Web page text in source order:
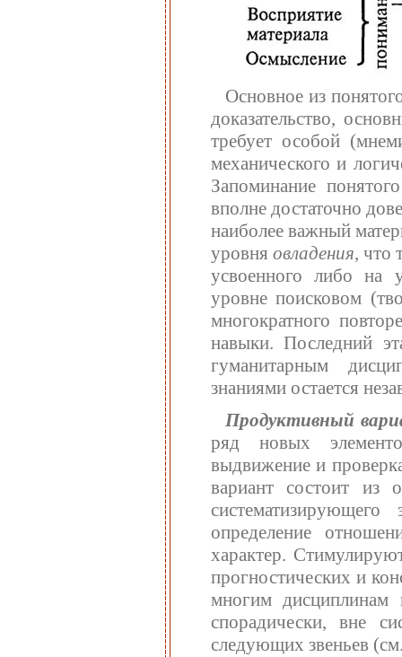
Основное из
доказательство,
требует особой
механического и
Запоминание
вполне достаточно
наиболее важный
уровня овладения, что
усвоенного либо на
уровне поисковом
многократного
навыки. Последний
гуманитарным
знаниями остается
Продуктивный
ряд новых
выдвижение и
вариант состоит из
определение
характер.
прогностических и
многим дисциплинам
спорадически, вне
следующих звеньев